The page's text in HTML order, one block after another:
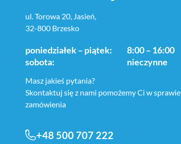
ul. Torowa 20, Jasień,
32-800 Brzesko
poniedziałek – piątek:
sobota:
8:00 – 16:00
nieczynne
Masz jakieś pytania?
Skontaktuj się z nami pomożemy Ci w sprawie
zamówienia
+48 500 707 222